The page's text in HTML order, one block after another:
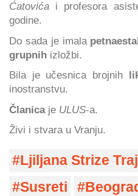
Ćatovića i profesora
godine.
Do sada je imala
grupnih izložbi.
Bila je učesnica brojnih
inostranstvu.
Članicaje ULUS-a.
Živi i stvara u Vranju.
Ljiljana Strize
Susreti